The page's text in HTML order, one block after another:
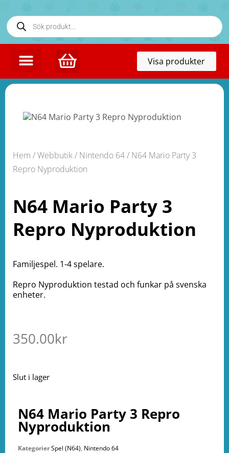
Visa produkter
Hem /Webbutik/ Nintendo 64/ N64 Mario Party 3
Repro Nyproduktion
N64 Mario Party 3
Repro Nyproduktion
Familjespel. 1-4 spelare.
Repro Nyproduktion testad och funkar på svenska
enheter.
350.00kr
Slut i lager
N64 Mario Party 3 Repro
Nyproduktion
KategorierSpel (N64), Nintendo 64